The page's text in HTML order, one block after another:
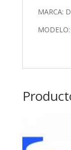
MARCA: